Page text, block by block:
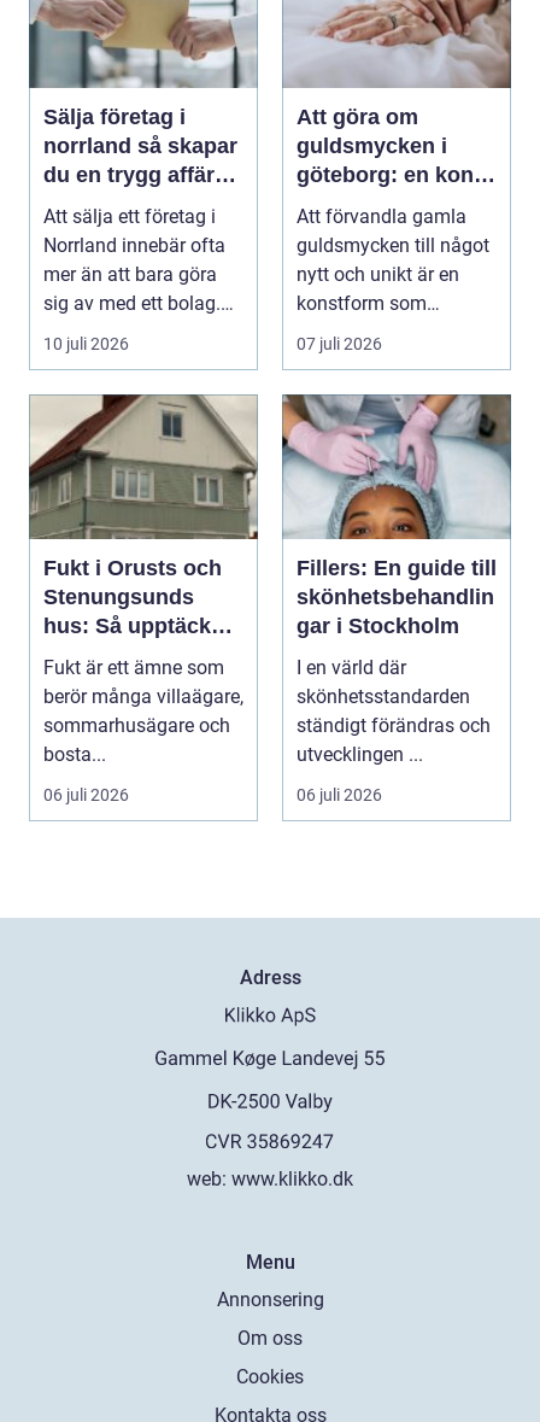
Sälja företag i
norrland så skapar
du en trygg affär
från start till mål
Att sälja ett företag i
Norrland innebär ofta
mer än att bara göra
sig av med ett bolag.
För många ä...
10 juli 2026
Att göra om
guldsmycken i
göteborg: en konst
att förnya det
gamla
Att förvandla gamla
guldsmycken till något
nytt och unikt är en
konstform som
kombinerar
traditionel...
07 juli 2026
Fukt i Orusts och
Stenungsunds
hus: Så upptäcker
och åtgärdar du
problemet
Fukt är ett ämne som
berör många villaägare,
sommarhusägare och
bosta...
06 juli 2026
Fillers: En guide till
skönhetsbehandlin
gar i Stockholm
I en värld där
skönhetsstandarden
ständigt förändras och
utvecklingen ...
06 juli 2026
Adress
web: www.klikko.dk
Menu
Annonsering
Om oss
Cookies
Kontakta oss